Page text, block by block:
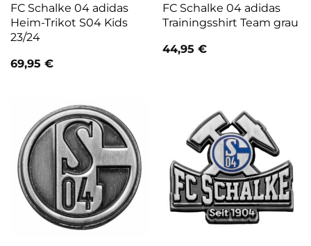
FC Schalke 04 adidas
Heim-Trikot S04 Kids
23/24
69,95 €
FC Schalke 04 adidas
Trainingsshirt Team grau
44,95 €